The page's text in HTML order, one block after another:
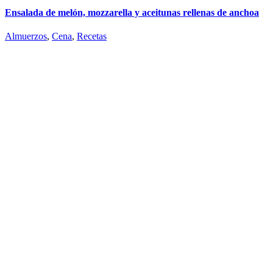
Ensalada de melón, mozzarella y aceitunas rellenas de anchoa
Almuerzos, Cena, Recetas